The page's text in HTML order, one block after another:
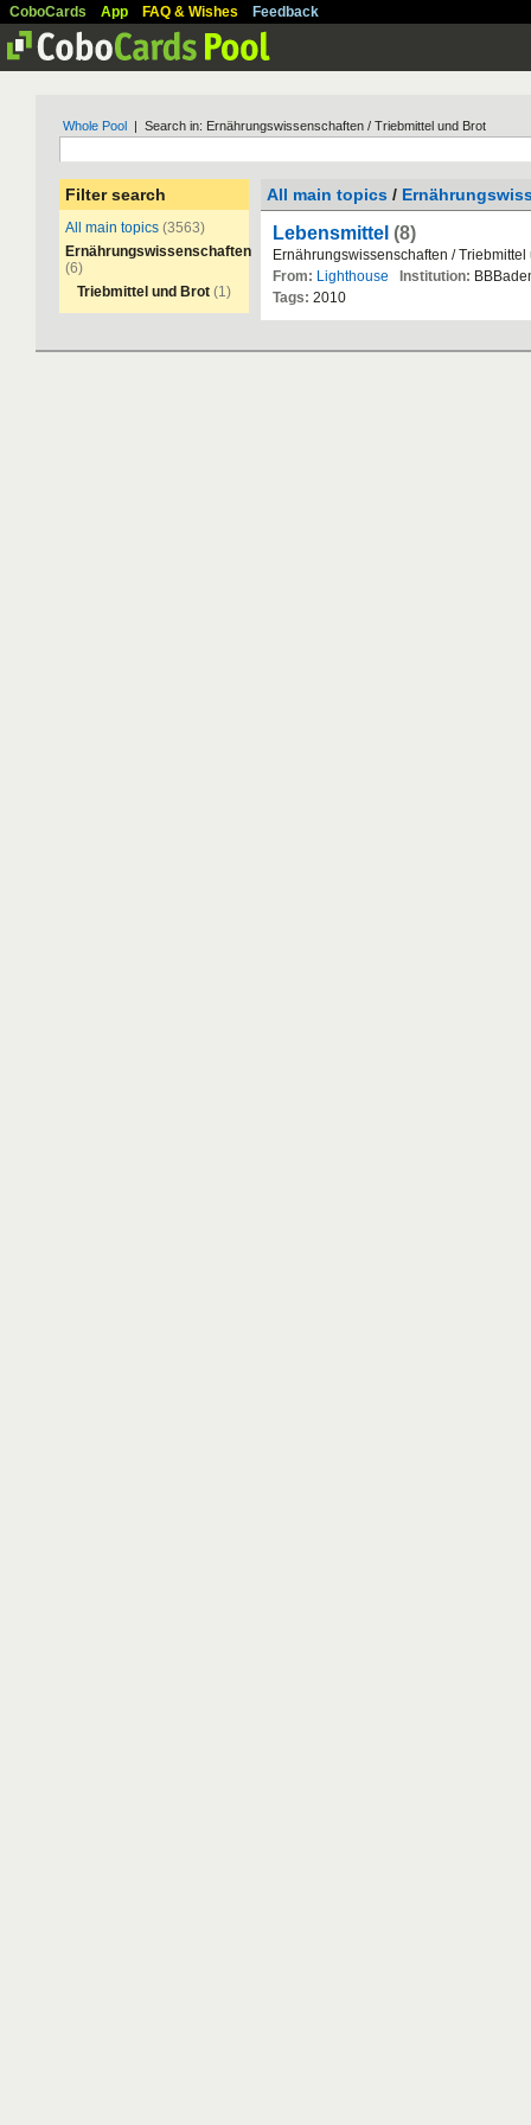
CoboCards App FAQ & Wishes Feedback
Whole Pool | Search in: Ernährungswissenschaften / Triebmittel und Brot
Filter search
All main topics (3563)
Ernährungswissenschaften
(6)
Triebmittel und Brot (1)
All main topics /
Lebensmittel (8)
Ernährungswissenschaften /Triebmittel
From: Lighthouse Institution:
Tags: 2010